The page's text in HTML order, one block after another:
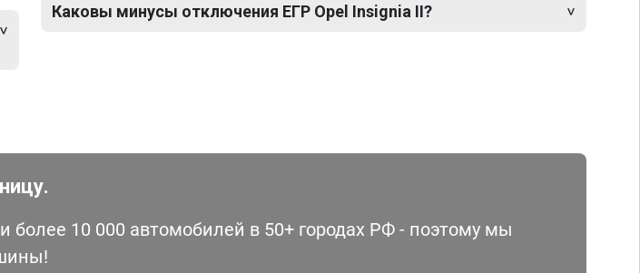
Каковы минусы отключения ЕГР Opel Insignia II?
10 000 автомобилей в 50+ городах РФ - поэтому мы